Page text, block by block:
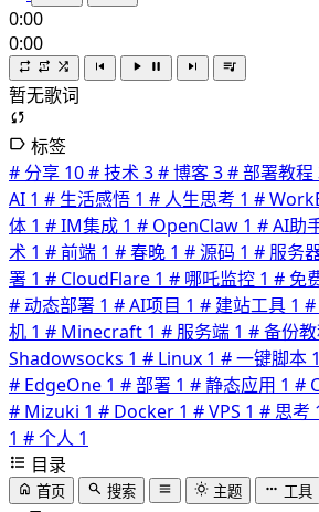
0:00
0:00
暂无歌词
标签
# 分享 10# 技术3# 博客3# 部署教程
AI 1 # 生活感悟 1 # 人生思考 1 #
体 1 # IM集成 1 # OpenClaw 1 # AI助
术 1 # 前端 1 # 春晚 1 # 源码 1 # 服务
署 1 # CloudFlare 1 # 哪吒监控 1 # 免
# 动态部署 1 # AI项目 1 # 建站工具 1 #
机 1 # Minecraft 1 # 服务端 1 # 备份
Shadowsocks 1 # Linux 1 # 一键脚本 1
# EdgeOne 1 # 部署 1 # 静态应用 1 #
# Mizuki 1 # Docker 1 # VPS 1 # 思考
1 # 个人 1
目录
首页 搜索 主题 工具